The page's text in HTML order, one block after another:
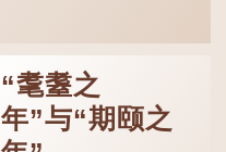
“耄耋之
年”与“期颐之